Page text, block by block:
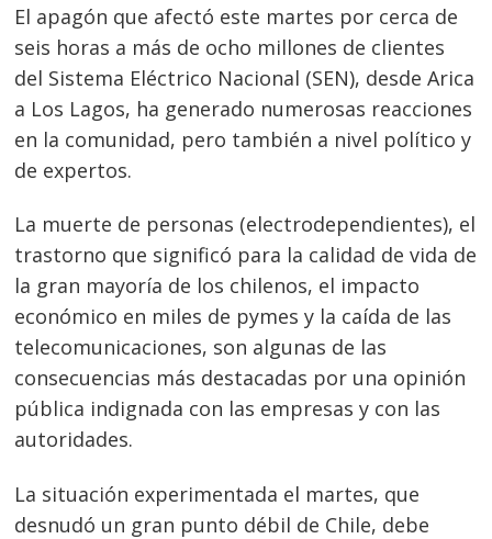
El apagón que afectó este martes por cerca de
seis horas a más de ocho millones de clientes
del Sistema Eléctrico Nacional (SEN), desde Arica
a Los Lagos, ha generado numerosas reacciones
en la comunidad, pero también a nivel político y
de expertos.
La muerte de personas (electrodependientes), el
trastorno que significó para la calidad de vida de
la gran mayoría de los chilenos, el impacto
económico en miles de pymes y la caída de las
telecomunicaciones, son algunas de las
consecuencias más destacadas por una opinión
pública indignada con las empresas y con las
autoridades.
La situación experimentada el martes, que
desnudó un gran punto débil de Chile, debe